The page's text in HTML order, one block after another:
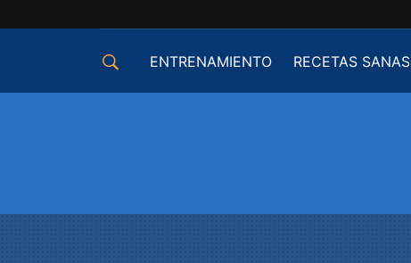
ENTRENAMIENTO RECETAS SANAS